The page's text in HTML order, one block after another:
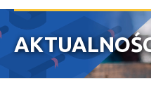
Wydarzenia -